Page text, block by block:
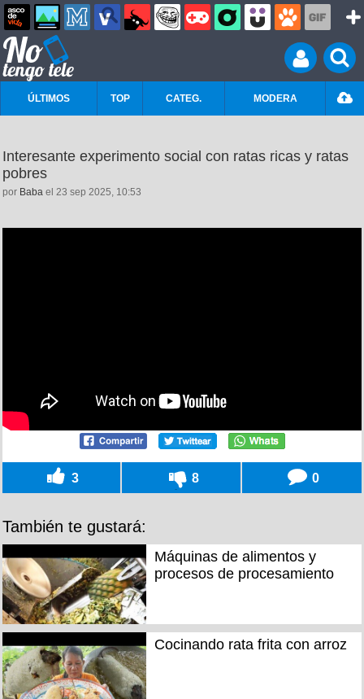
ÚLTIMOS TOP CATEG. MODERA
Interesante experimento social con ratas ricas y ratas
pobres
por Baba el 23 sep 2025, 10:53
3 8 0
También te gustará:
Máquinas de alimentos y
procesos de procesamiento
Cocinando rata frita con arroz